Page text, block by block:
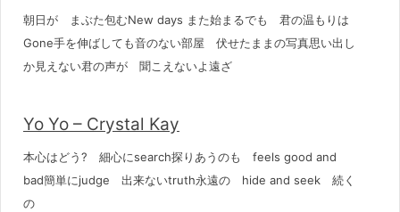
朝日が まぶた包むNew days また始まるでも 君の温もりは
Gone手を伸ばしても音のない部屋 伏せたままの写真思い出し
か見えない君の声が 聞こえないよ遠ざ
Yo Yo – Crystal Kay
本心はどう? 細心にsearch探りあうのも feels good and
bad簡単にjudge 出来ないtruth永遠の hide and seek 続く
の